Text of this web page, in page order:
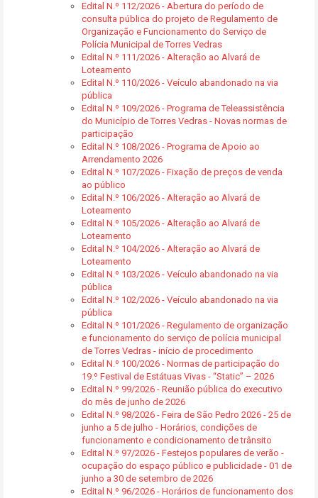
Edital N.º 112/2026 - Abertura do período de
consulta pública do projeto de Regulamento de
Organização e Funcionamento do Serviço de
Polícia Municipal de Torres Vedras
Edital N.º 111/2026 - Alteração ao Alvará de
Loteamento
Edital N.º 110/2026 - Veículo abandonado na via
pública
Edital N.º 109/2026 - Programa de Teleassistência
do Município de Torres Vedras - Novas normas de
participação
Edital N.º 108/2026 - Programa de Apoio ao
Arrendamento 2026
Edital N.º 107/2026 - Fixação de preços de venda
ao público
Edital N.º 106/2026 - Alteração ao Alvará de
Loteamento
Edital N.º 105/2026 - Alteração ao Alvará de
Loteamento
Edital N.º 104/2026 - Alteração ao Alvará de
Loteamento
Edital N.º 103/2026 - Veículo abandonado na via
pública
Edital N.º 102/2026 - Veículo abandonado na via
pública
Edital N.º 101/2026 - Regulamento de organização
e funcionamento do serviço de polícia municipal
de Torres Vedras - início de procedimento
Edital N.º 100/2026 - Normas de participação do
19.º Festival de Estátuas Vivas - “Static” – 2026
Edital N.º 99/2026 - Reunião pública do executivo
do mês de junho de 2026
Edital N.º 98/2026 - Feira de São Pedro 2026 - 25 de
junho a 5 de julho - Horários, condições de
funcionamento e condicionamento de trânsito
Edital N.º 97/2026 - Festejos populares de verão -
ocupação do espaço público e publicidade - 01 de
junho a 30 de setembro de 2026
Edital N.º 96/2026 - Horários de funcionamento dos